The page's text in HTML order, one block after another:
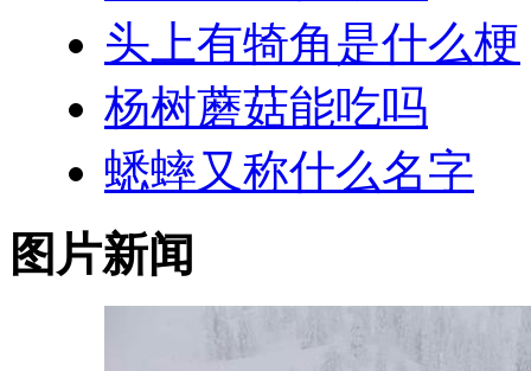
头上有犄角是什么梗
杨树蘑菇能吃吗
蟋蟀又称什么名字
图片新闻